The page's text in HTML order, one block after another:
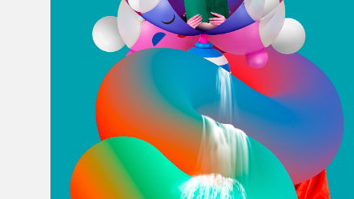
À propos du Salon
Liste des exposant·e·s
Liste des auteur·rice·s